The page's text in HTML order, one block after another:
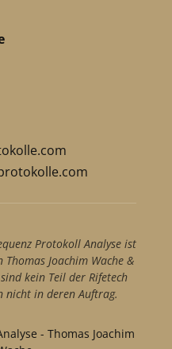
Protokoll Analyse ist
Joachim Wache &
kein Teil der Rifetech
nicht in deren Auftrag.
- Thomas Joachim